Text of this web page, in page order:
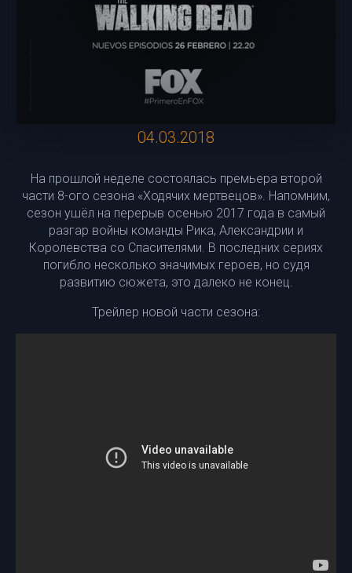
04.03.2018
На прошлой неделе состоялась премьера второй
части 8-ого сезона «Ходячих мертвецов». Напомним,
сезон ушёл на перерыв осенью 2017 года в самый
разгар войны команды Рика, Александрии и
Королевства со Спасителями. В последних сериях
погибло несколько значимых героев, но судя
развитию сюжета, это далеко не конец.
Трейлер новой части сезона: